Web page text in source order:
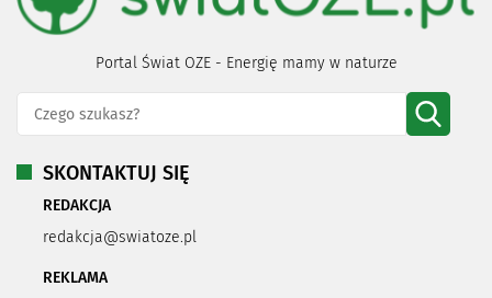
Portal Świat OZE - Energię mamy w naturze
SKONTAKTUJ SIĘ
REDAKCJA
redakcja@swiatoze.pl
REKLAMA